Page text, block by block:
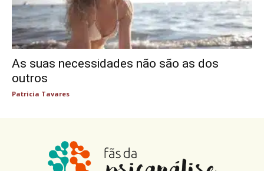
As suas necessidades não são as dos
outros
Patricia Tavares